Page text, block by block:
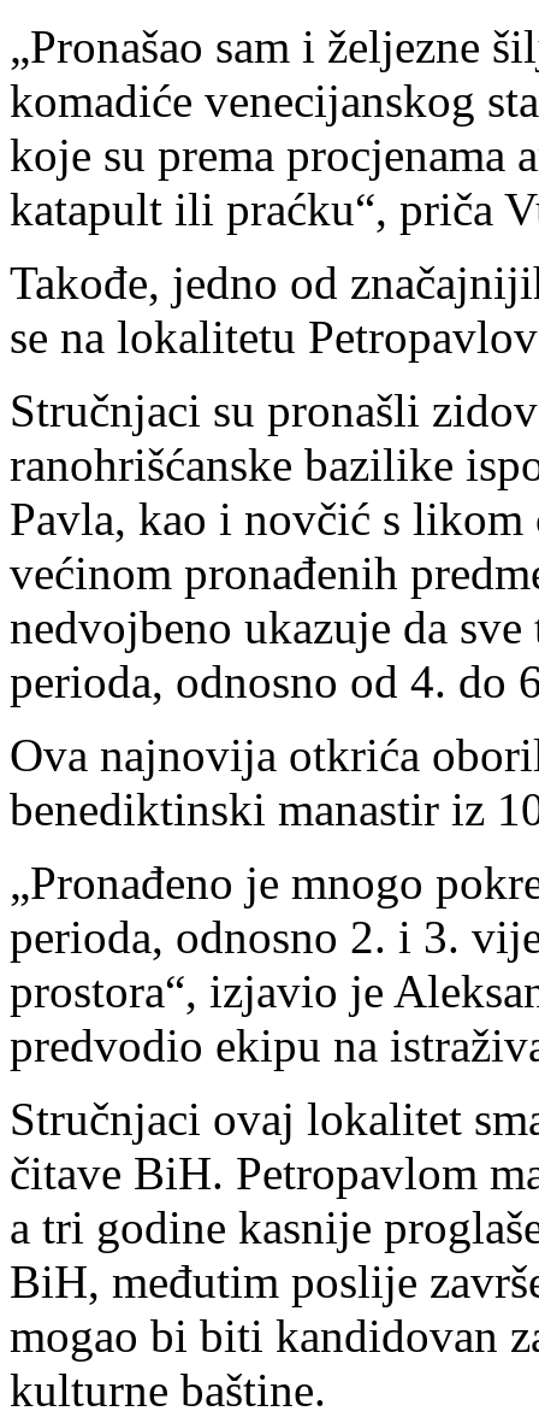
„Pronašao sam i željezne
komadiće venecijanskog
koje su prema procjenama
katapult ili praćku“, priča
Takođe, jedno od
se na lokalitetu
Stručnjaci su pronašli
ranohrišćanske bazilike
Pavla, kao i novčić s likom
većinom pronađenih
nedvojbeno ukazuje da
perioda, odnosno od 4. do
Ova najnovija otkrića
benediktinski manastir iz
„Pronađeno je mnogo
perioda, odnosno 2. i 3.
prostora“, izjavio je
predvodio ekipu na
Stručnjaci ovaj lokalitet
čitave BiH. Petropavlom
a tri godine kasnije
BiH, međutim poslije
mogao bi biti kandidovan
kulturne baštine.